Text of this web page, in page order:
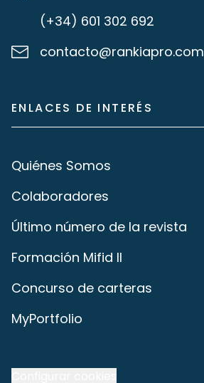
(+34) 601 302 692
contacto@rankiapro.com
ENLACES DE INTERÉS
Quiénes Somos
Colaboradores
Último número de la revista
Formación Mifid II
Concurso de carteras
MyPortfolio